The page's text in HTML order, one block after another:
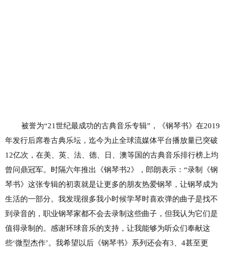
被誉为“21世纪最成功的古典音乐专辑”，《钢琴书》在2019
年发行后席卷古典乐坛，迄今为止全球流媒体平台播放量已突破
12亿次，在美、英、法、德、日、澳等国的古典音乐排行榜上均
曾问鼎冠军。 时隔六年推出《钢琴书2》，郎朗表示：“录制《钢
琴书》这张专辑的初衷就是让更多的朋友热爱钢琴，让钢琴成为
生活的一部分。我发现很多我小时候学琴时喜欢弹的曲子是找不
到录音的，职业钢琴家都不会去录制这些曲子，但我认为它们是
值得录制的。感谢环球音乐的支持，让我能够为听众们奉献这
些‘微型杰作’。我希望以后《钢琴书》系列还会有3、4甚至更